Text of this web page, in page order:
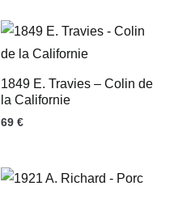
1849 E. Travies – Colin de
la Californie
69 €